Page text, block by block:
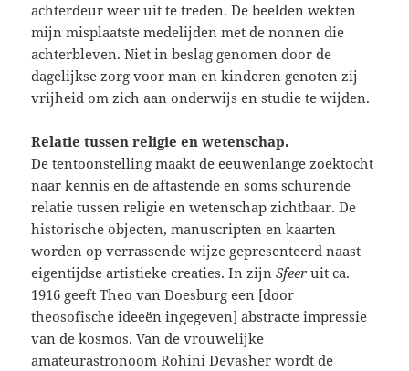
achterdeur weer uit te treden. De beelden wekten
mijn misplaatste medelijden met de nonnen die
achterbleven. Niet in beslag genomen door de
dagelijkse zorg voor man en kinderen genoten zij
vrijheid om zich aan onderwijs en studie te wijden.
Relatie tussen religie en wetenschap.
De tentoonstelling maakt de eeuwenlange zoektocht
naar kennis en de aftastende en soms schurende
relatie tussen religie en wetenschap zichtbaar. De
historische objecten, manuscripten en kaarten
worden op verrassende wijze gepresenteerd naast
eigentijdse artistieke creaties. In zijnSfeeruit ca.
1916 geeft Theo van Doesburg een [door
theosofische ideeën ingegeven] abstracte impressie
van de kosmos. Van de vrouwelijke
amateurastronoom Rohini Devasher wordt de